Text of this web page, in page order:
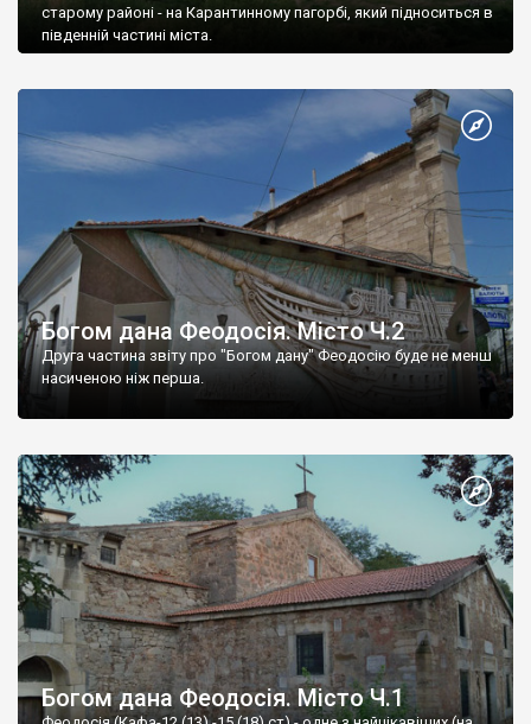
старому районі - на Карантинному пагорбі, який підноситься в
південній частині міста.
Богом дана Феодосія. Місто Ч.2
Друга частина звіту про "Богом дану" Феодосію буде не менш
насиченою ніж перша.
Богом дана Феодосія. Місто Ч.1